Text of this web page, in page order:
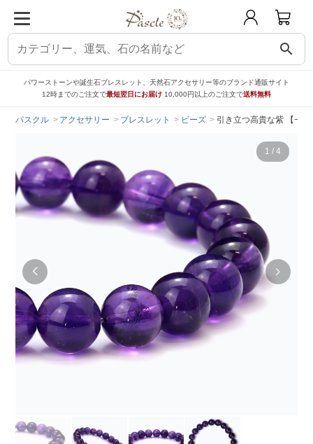
search
パワーストーンや誕生石ブレスレット、天然石アクセサリー等のブランド通販サイト
12時までのご注文で最短翌日にお届け 10,000円以上のご注文で送料無料
パスクル アクセサリー ブレスレット ビーズ 引き立つ高貴な紫 【一
1 / 4